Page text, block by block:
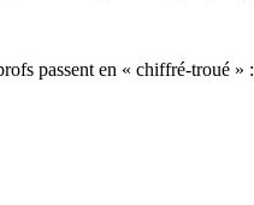
passent en « chiffré-troué » :